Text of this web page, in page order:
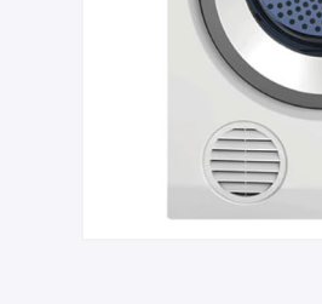
Thiết bị văn phòng
Thiết bị vệ sinh